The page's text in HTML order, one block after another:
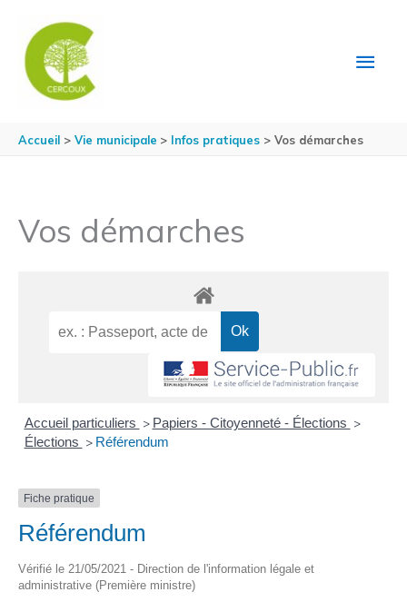
Accueil Vie municipale Infos pratiques Vos démarches
Vos démarches
Accueil particuliers > Papiers - Citoyenneté - Élections >
Élections > Référendum
Fiche pratique
Référendum
Vérifié le 21/05/2021 - Direction de l'information légale et
administrative (Première ministre)